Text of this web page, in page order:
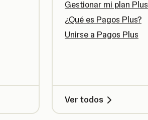
Gestionar mi plan Plus
¿Qué es Pagos Plus?
Unirse a Pagos Plus
Ver todos